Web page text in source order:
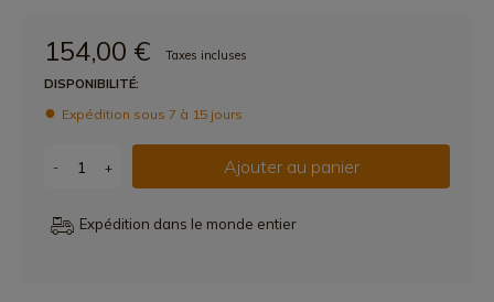
154,00 €
Taxes incluses
DISPONIBILITÉ:
Expédition sous 7 à 15 jours
- + Ajouter au panier
Expédition dans le monde entier